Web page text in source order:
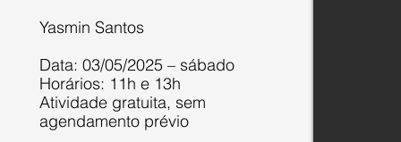
Yasmin Santos
Data: 03/05/2025 – sábado
Horários: 11h e 13h
Atividade gratuita, sem
agendamento prévio